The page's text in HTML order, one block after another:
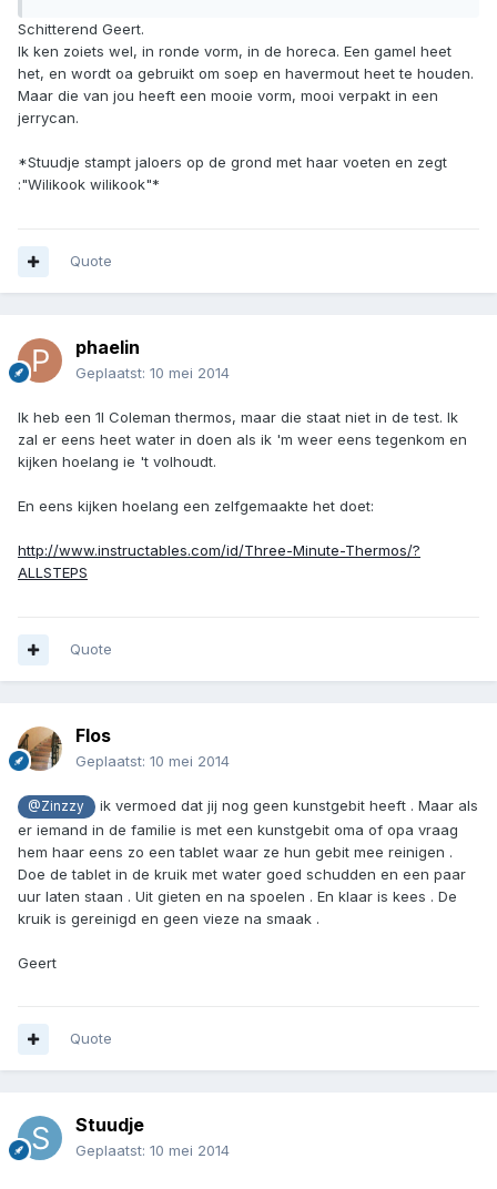
Schitterend Geert.
Ik ken zoiets wel, in ronde vorm, in de horeca. Een gamel heet
het, en wordt oa gebruikt om soep en havermout heet te houden.
Maar die van jou heeft een mooie vorm, mooi verpakt in een
jerrycan.
*Stuudje stampt jaloers op de grond met haar voeten en zegt
:"Wilikook wilikook"*
Quote
phaelin
Geplaatst: 10 mei 2014
Ik heb een 1l Coleman thermos, maar die staat niet in de test. Ik
zal er eens heet water in doen als ik 'm weer eens tegenkom en
kijken hoelang ie 't volhoudt.
En eens kijken hoelang een zelfgemaakte het doet:
http://www.instructables.com/id/Three-Minute-Thermos/?
ALLSTEPS
Quote
Flos
Geplaatst: 10 mei 2014
@Zinzzy
ik vermoed dat jij nog geen kunstgebit heeft . Maar als
er iemand in de familie is met een kunstgebit oma of opa vraag
hem haar eens zo een tablet waar ze hun gebit mee reinigen .
Doe de tablet in de kruik met water goed schudden en een paar
uur laten staan . Uit gieten en na spoelen . En klaar is kees . De
kruik is gereinigd en geen vieze na smaak .
Geert
Quote
Stuudje
Geplaatst: 10 mei 2014